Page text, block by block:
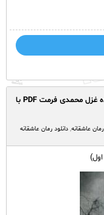
دانلود رمان به یادت بیاور(جلد اول) نویسنده غزل محمدی فرمت PDF با
رمان عاشقانه, دانلود رمان عاشقانه